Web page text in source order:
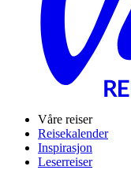
Våre reiser
Reisekalender
Inspirasjon
Leserreiser